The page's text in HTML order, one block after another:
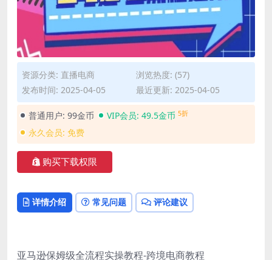
资源分类: 直播电商
浏览热度: (57)
发布时间: 2025-04-05
最近更新: 2025-04-05
普通用户: 99金币 VIP会员: 49.5金币 5折
永久会员: 免费
购买下载权限
详情介绍 常见问题 评论建议
亚马逊保姆级全流程实操教程-跨境电商教程